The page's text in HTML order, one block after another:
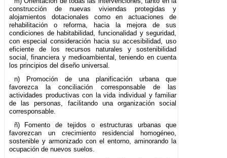
construcción de nuevas viviendas protegidas y
alojamientos dotacionales como en actuaciones de
rehabilitación o reforma, hacia la mejora de sus
condiciones de habitabilidad, funcionalidad y seguridad,
con especial consideración hacia su accesibilidad, uso
eficiente de los recursos naturales y sostenibilidad
social, financiera y medioambiental, teniendo en cuenta
los principios del diseño universal.
n) Promoción de una planificación urbana que
favorezca la conciliación corresponsable de las
actividades productivas con la vida individual y familiar
de las personas, facilitando una organización social
corresponsable.
ñ) Fomento de tejidos o estructuras urbanas que
favorezcan un crecimiento residencial homogéneo,
sostenible y armonizado con el entorno, aminorando la
ocupación de nuevos suelos.